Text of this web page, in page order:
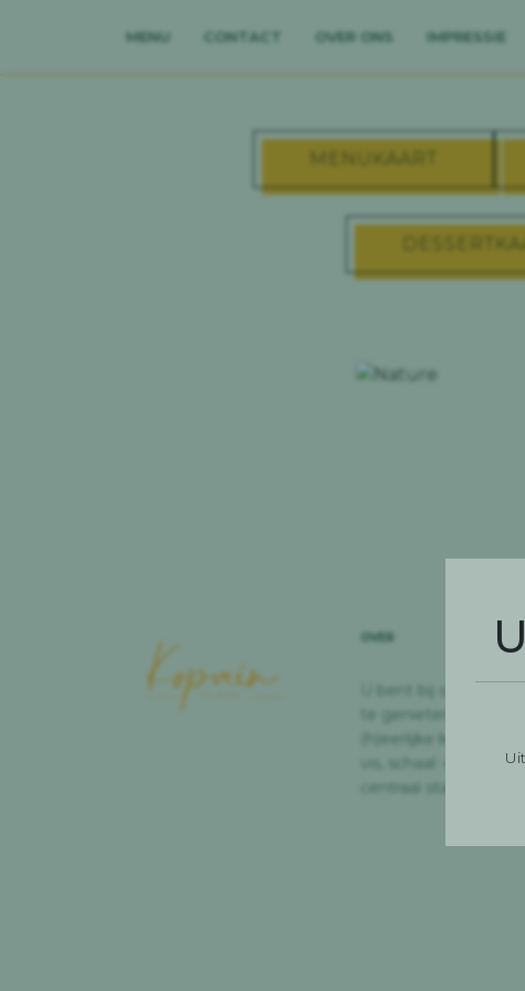
MENU CONTACT OVER ONS IMPRESSIE
MENUKAART
OVER
U bent bij ons
te genieten van onze
(h)eerlijke keuken
vis, schaal -en
centraal staan.